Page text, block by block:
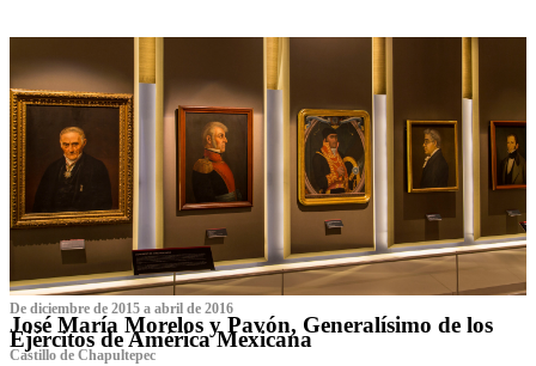
De diciembre de 2015 a abril de 2016
José María Morelos y Pavón, Generalísimo de los
Ejércitos de América Mexicana
C‌astillo de Chapultepec